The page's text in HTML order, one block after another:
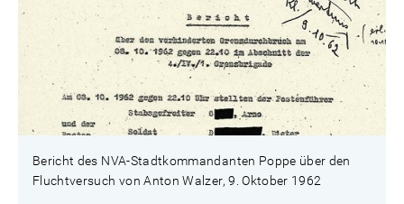
Bericht des NVA-Stadtkommandanten Poppe über den
Fluchtversuch von Anton Walzer, 9. Oktober 1962